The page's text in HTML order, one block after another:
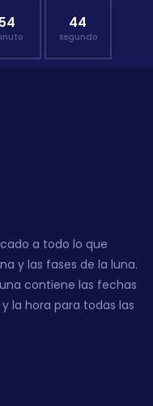
54 43
segundo
a todo lo que
y las fases de la luna.
contiene las fechas
la hora para todas las